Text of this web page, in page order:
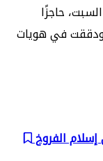
حاجزًا
ودققت في هويات
إسلام الفروخ